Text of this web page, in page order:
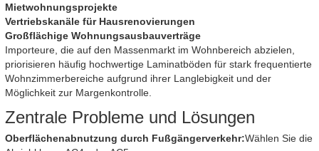
Mietwohnungsprojekte
Vertriebskanäle für Hausrenovierungen
Großflächige Wohnungsausbauverträge
Importeure, die auf den Massenmarkt im Wohnbereich abzielen,
priorisieren häufig hochwertige Laminatböden für stark frequentierte
Wohnzimmerbereiche aufgrund ihrer Langlebigkeit und der
Möglichkeit zur Margenkontrolle.
Zentrale Probleme und Lösungen
Oberflächenabnutzung durch Fußgängerverkehr:Wählen Sie die